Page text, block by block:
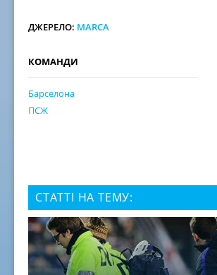
ДЖЕРЕЛО: MARCA
КОМАНДИ
Барселона
ПСЖ
СТАТТІ НА ТЕМУ: